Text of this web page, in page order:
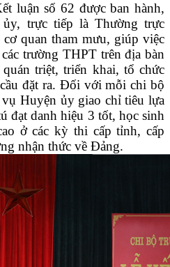
luận số 62 được ban hành,
trực tiếp là Thường trực
quan tham mưu, giúp việc
trường THPT trên địa bàn
triệt, triển khai, tổ chức
đặt ra. Đối với mỗi chi bộ
Huyện ủy giao chỉ tiêu lựa
đạt danh hiệu 3 tốt, học sinh
ở các kỳ thi cấp tỉnh, cấp
nhận thức về Đảng.